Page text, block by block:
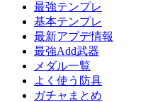
最強テンプレ
基本テンプレ
最新アプデ情報
最強Add武器
メダル一覧
よく使う防具
ガチャまとめ